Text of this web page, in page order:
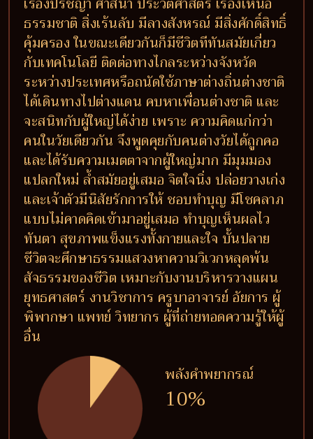
ธรรมชาติ สิ่งเร้นลับ มีลางสังหรณ์ มีสิ่งศักดิ์สิทธิ์
คุ้มครอง ในขณะเดียวกันก็มีชีวิตทีทันสมัยเกี่ยว
กับเทคโนโลยี ติดต่อทางไกลระหว่างจังหวัด
ระหว่างประเทศหรือถนัดใช้ภาษาต่างถิ่นต่างชาติ
ได้เดินทางไปต่างแดน คบหาเพื่อนต่างชาติ และ
จะสนิทกับผู้ใหญ่ได้ง่าย เพราะ ความคิดแก่กว่า
คนในวัยเดียวกัน จึงพูดคุยกับคนต่างวัยได้ถูกคอ
และได้รับความเมตตาจากผู้ใหญ่มาก มีมุมมอง
แปลกใหม่ ล้ำสมัยอยู่เสมอ จิตใจนิ่ง ปล่อยวางเก่ง
และเจ้าตัวมีนิสัยรักการให้ ชอบทำบุญ มีโชคลาภ
แบบไม่คาดคิดเข้ามาอยู่เสมอ ทำบุญเห็นผลไว
ทันตา สุขภาพแข็งแรงทั้งกายและใจ บั้นปลาย
ชีวิตจะศึกษาธรรมแสวงหาความวิเวกหลุดพ้น
สัจธรรมของชีวิต เหมาะกับงานบริหารวางแผน
ยุทธศาสตร์ งานวิชาการ ครูบาอาจารย์ อัยการ ผู้
พิพากษา แพทย์ วิทยากร ผู้ที่ถ่ายทอดความรู้ให้ผู้
อื่น
พลังคำพยากรณ์
10%